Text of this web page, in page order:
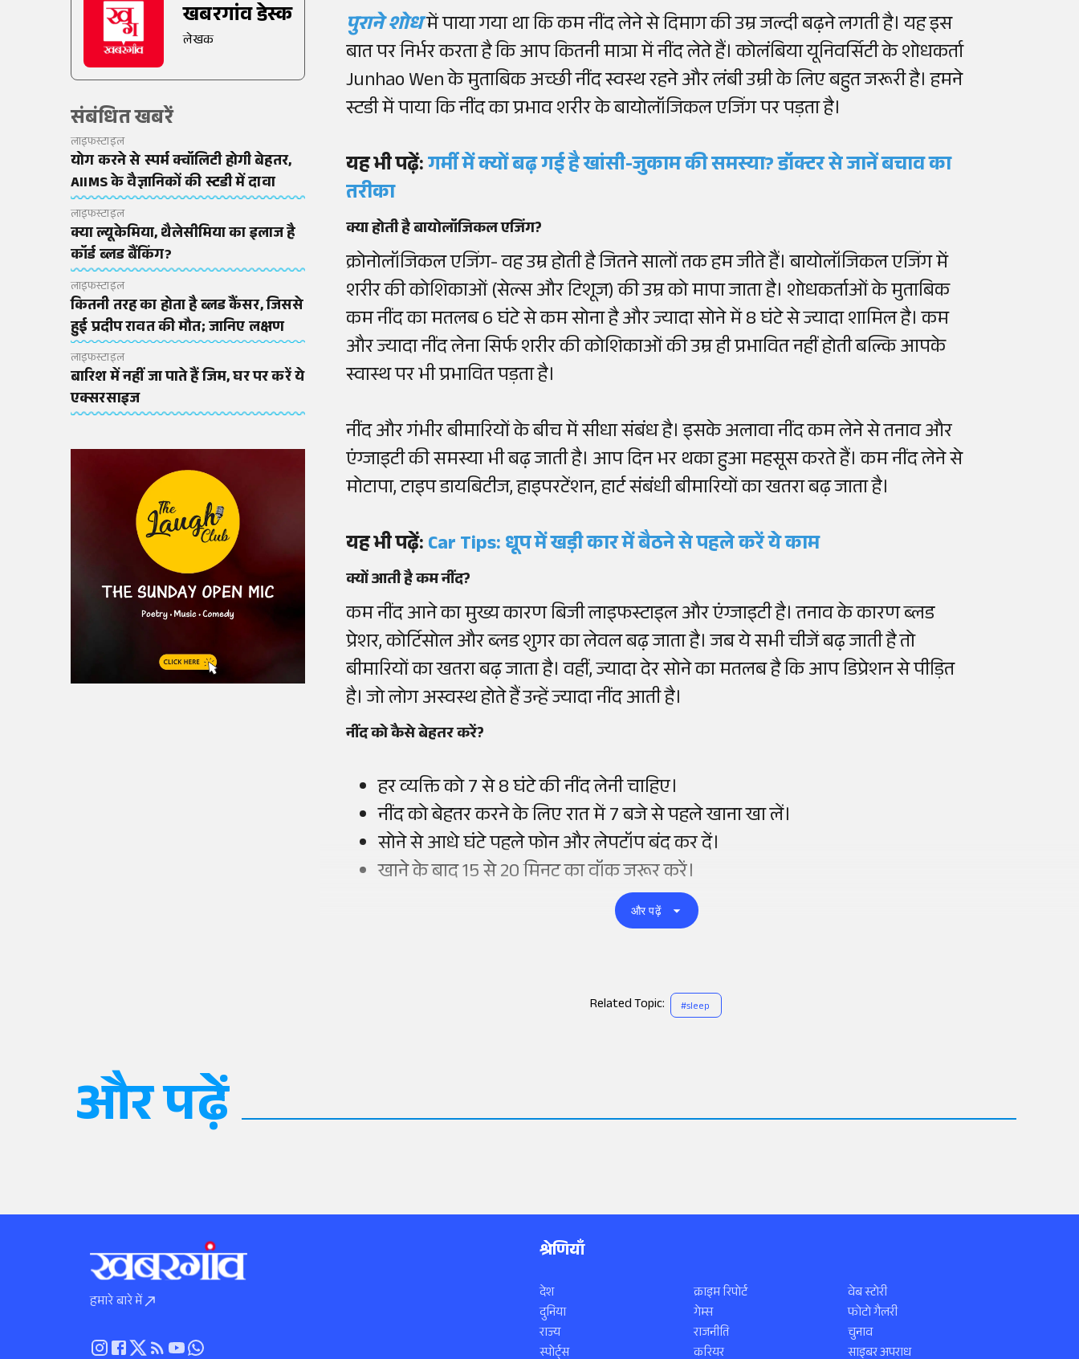
खबरगांव डेस्क
लेखक
संबंधित खबरें
लाइफस्टाइल
योग करने से स्पर्म क्वॉलिटी होगी बेहतर,
AIIMS के वैज्ञानिकों की स्टडी में दावा
लाइफस्टाइल
क्या ल्यूकेमिया, थैलेसीमिया का इलाज है
कॉर्ड ब्लड बैंकिंग?
लाइफस्टाइल
कितनी तरह का होता है ब्लड कैंसर, जिससे
हुई प्रदीप रावत की मौत; जानिए लक्षण
लाइफस्टाइल
बारिश में नहीं जा पाते हैं जिम, घर पर करें ये
एक्सरसाइज
पुराने शोधमें पाया गया था कि कम नींद लेने से दिमाग की उम्र जल्दी बढ़ने लगती है। यह इस
बात पर निर्भर करता है कि आप कितनी मात्रा में नींद लेते हैं। कोलंबिया यूनिवर्सिटी के शोधकर्ता
Junhao Wen के मुताबिक अच्छी नींद स्वस्थ रहने और लंबी उम्री के लिए बहुत जरूरी है। हमने
स्टडी में पाया कि नींद का प्रभाव शरीर के बायोलॉजिकल एजिंग पर पड़ता है।
यह भी पढ़ें:गर्मी में क्यों बढ़ गई है खांसी-जुकाम की समस्या? डॉक्टर से जानें बचाव का
तरीका
क्या होती है बायोलॉजिकल एजिंग?
क्रोनोलॉजिकल एजिंग- वह उम्र होती है जितने सालों तक हम जीते हैं। बायोलॉजिकल एजिंग में
शरीर की कोशिकाओं (सेल्स और टिशूज) की उम्र को मापा जाता है। शोधकर्ताओं के मुताबिक
कम नींद का मतलब 6 घंटे से कम सोना है और ज्यादा सोने में 8 घंटे से ज्यादा शामिल है। कम
और ज्यादा नींद लेना सिर्फ शरीर की कोशिकाओं की उम्र ही प्रभावित नहीं होती बल्कि आपके
स्वास्थ पर भी प्रभावित पड़ता है।
नींद और गंभीर बीमारियों के बीच में सीधा संबंध है। इसके अलावा नींद कम लेने से तनाव और
एंग्जाइटी की समस्या भी बढ़ जाती है। आप दिन भर थका हुआ महसूस करते हैं। कम नींद लेने से
मोटापा, टाइप डायबिटीज, हाइपरटेंशन, हार्ट संबंधी बीमारियों का खतरा बढ़ जाता है।
यह भी पढ़ें:Car Tips: धूप में खड़ी कार में बैठने से पहले करें ये काम
क्यों आती है कम नींद?
कम नींद आने का मुख्य कारण बिजी लाइफस्टाइल और एंग्जाइटी है। तनाव के कारण ब्लड
प्रेशर, कोर्टिसोल और ब्लड शुगर का लेवल बढ़ जाता है। जब ये सभी चीजें बढ़ जाती है तो
बीमारियों का खतरा बढ़ जाता है। वहीं, ज्यादा देर सोने का मतलब है कि आप डिप्रेशन से पीड़ित
है। जो लोग अस्वस्थ होते हैं उन्हें ज्यादा नींद आती है।
नींद को कैसे बेहतर करें?
हर व्यक्ति को 7 से 8 घंटे की नींद लेनी चाहिए।
नींद को बेहतर करने के लिए रात में 7 बजे से पहले खाना खा लें।
सोने से आधे घंटे पहले फोन और लेपटॉप बंद कर दें।
खाने के बाद 15 से 20 मिनट का वॉक जरूर करें।
और पढ़ें
Related Topic: #sleep
और पढ़ें
हमारे बारे में
श्रेणियाँ
देश
दुनिया
राज्य
स्पोर्ट्स
क्राइम रिपोर्ट
गेम्स
राजनीति
करियर
वेब स्टोरी
फोटो गैलरी
चुनाव
साइबर अपराध